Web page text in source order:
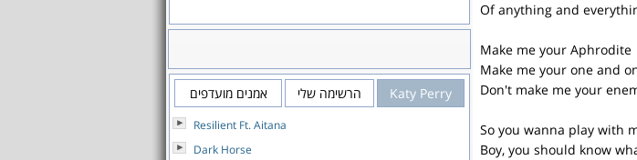
Of anything and
Make me your Aphrodite
Make me your one and
Don't make me your
So you wanna play with
Boy, you should know
Katy Perry הרשימה שלי אמנים מועדפים
Resilient Ft. Aitana
Dark Horse